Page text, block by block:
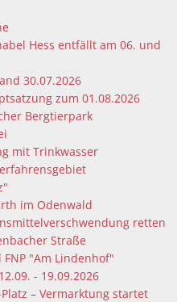
Kontakt
IKbit Kindergärten
Hess entfällt am 06. und
30.07.2026
zum 01.08.2026
Bergtierpark
mit Trinkwasser
im Odenwald
retten
Straße
"Am Lindenhof"
- 19.09.2026
– Vermarktung startet